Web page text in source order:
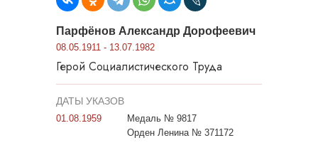
Парфёнов Александр Дорофеевич
08.05.1911 - 13.07.1982
Герой Социалистического Труда
ДАТЫ УКАЗОВ
01.08.1959
Медаль № 9817
Орден Ленина № 371172